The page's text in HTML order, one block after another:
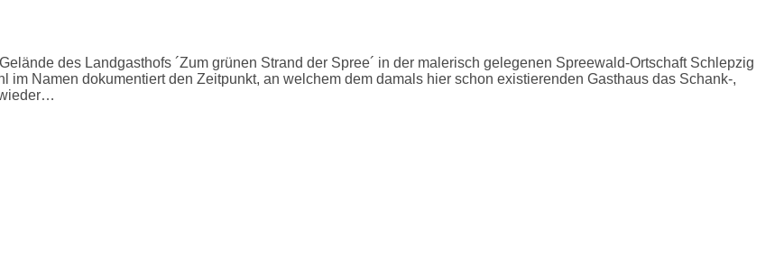
des Landgasthofs ´Zum grünen Strand der Spree´ in der malerisch gelegenen Spreewald-Ortschaft Schlepzig
Namen dokumentiert den Zeitpunkt, an welchem dem damals hier schon existierenden Gasthaus das Schank-,